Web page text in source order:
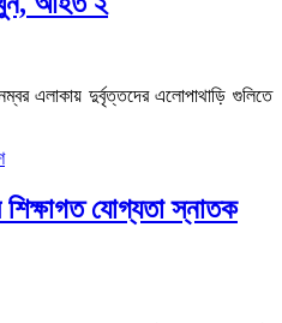
এলাকায় দুর্বৃত্তদের এলোপাথাড়ি গুলিতে
শিক্ষাগত যোগ্যতা স্নাতক